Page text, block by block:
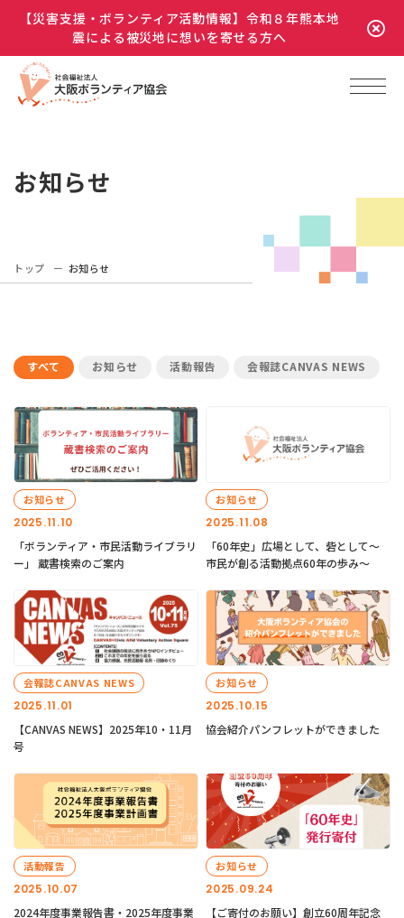
【災害支援・ボランティア活動情報】令和８年熊本地
震による被災地に想いを寄せる方へ
お知らせ
トップ お知らせ
すべて お知らせ 活動報告 会報誌CANVAS NEWS
2025.11.10
お知らせ
「ボランティア・市民活動ライブラリ
ー」 蔵書検索のご案内
2025.11.08
お知らせ
「60年史」広場として、砦として～
市民が創る活動拠点60年の歩み～
2025.11.01
会報誌CANVAS NEWS
【CANVAS NEWS】2025年10・11月
号
2025.10.15
お知らせ
協会紹介パンフレットができました
2025.10.07
活動報告
2024年度事業報告書・2025年度事業
2025.09.24
お知らせ
【ご寄付のお願い】創立60周年記念